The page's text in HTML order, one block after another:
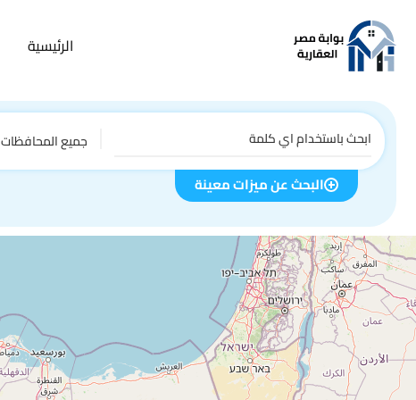
الرئيسية
جميع المحافظات
البحث عن ميزات معينة